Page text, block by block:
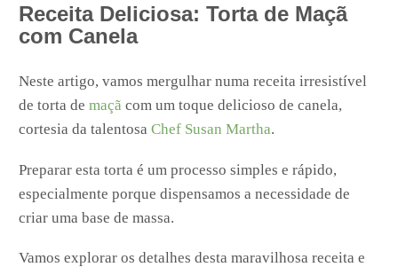
Receita Deliciosa: Torta de Maçã
com Canela
Neste artigo, vamos mergulhar numa receita irresistível
de torta demaçã com um toque delicioso de canela,
cortesia da talentosaChef Susan Martha.
Preparar esta torta é um processo simples e rápido,
especialmente porque dispensamos a necessidade de
criar uma base de massa.
Vamos explorar os detalhes desta maravilhosa receita e